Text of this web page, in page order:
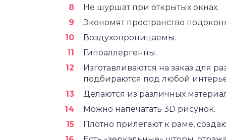
Не шуршат при открытых окнах.
Экономят пространство
Воздухопроницаемы.
Гипоаллергенны.
Изготавливаются на заказ для
подбираются под любой
Делаются из различных
Можно напечатать 3D рисунок.
Плотно прилегают к раме,